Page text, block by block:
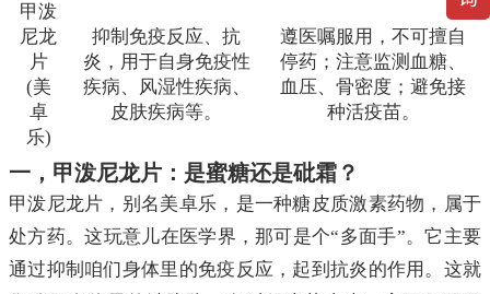
甲泼
尼龙
片
(美
卓
乐)
抑制免疫反应、抗
炎，用于自身免疫性
疾病、风湿性疾病、
皮肤疾病等。
遵医嘱服用，不可擅自
停药；注意监测血糖、
血压、骨密度；避免接
种活疫苗。
一，甲泼尼龙片：是蜜糖还是砒霜？
甲泼尼龙片，别名美卓乐，是一种糖皮质激素药物，属于
处方药。这玩意儿在医学界，那可是个“多面手”。它主要
通过抑制咱们身体里的免疫反应，起到抗炎的作用。这就